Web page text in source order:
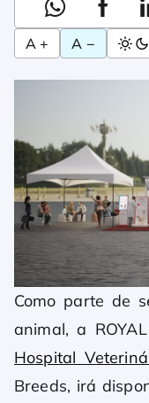
A + A −
Como parte de
animal, a
Hospital
Breeds, irá